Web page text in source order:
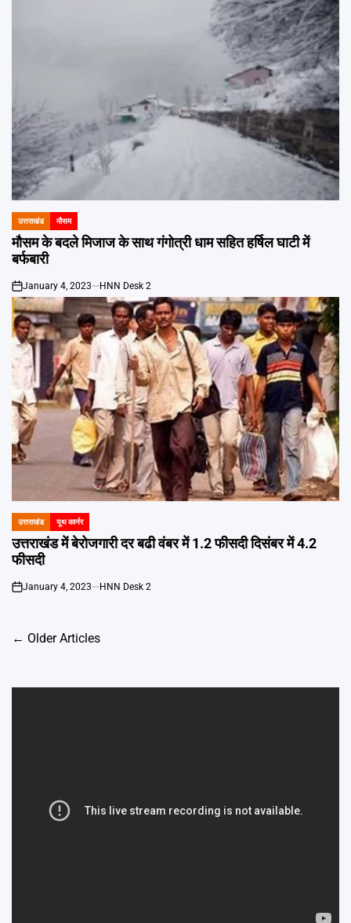
POSTED
IN
उत्तराखंड मौसम
मौसम के बदले मिजाज के साथ गंगोत्री धाम सहित हर्षिल घाटी में
बर्फबारी
on
January 4, 2023 HNN Desk 2
POSTED
IN
उत्तराखंड यूथ कार्नर
उत्तराखंड में बेरोजगारी दर बढी वंबर में 1.2 फीसदी दिसंबर में 4.2
फीसदी
on
January 4, 2023 HNN Desk 2
Posts
← Older Articles